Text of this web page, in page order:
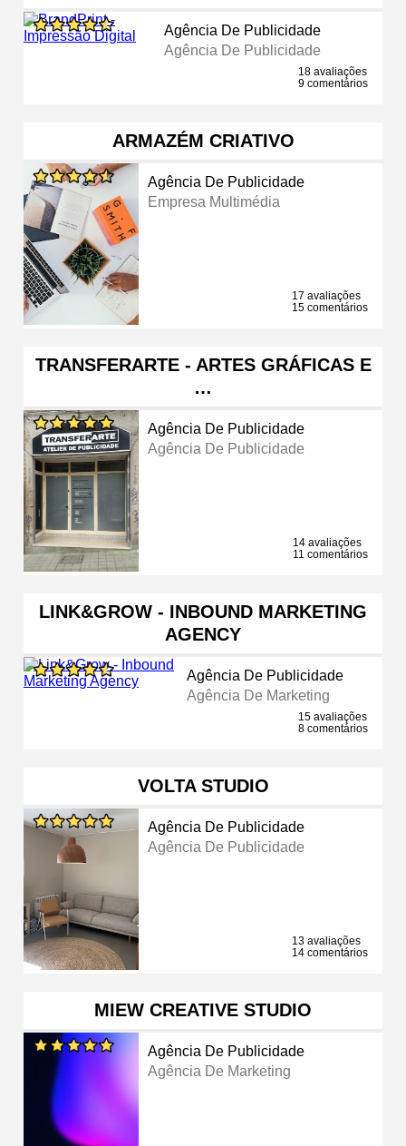
Agência De Publicidade
Agência De Publicidade
18 avaliações
9 comentários
ARMAZÉM CRIATIVO
Agência De Publicidade
Empresa Multimédia
17 avaliações
15 comentários
TRANSFERARTE - ARTES GRÁFICAS E
…
Agência De Publicidade
Agência De Publicidade
14 avaliações
11 comentários
LINK&GROW - INBOUND MARKETING
AGENCY
Agência De Publicidade
Agência De Marketing
15 avaliações
8 comentários
VOLTA STUDIO
Agência De Publicidade
Agência De Publicidade
13 avaliações
14 comentários
MIEW CREATIVE STUDIO
Agência De Publicidade
Agência De Marketing